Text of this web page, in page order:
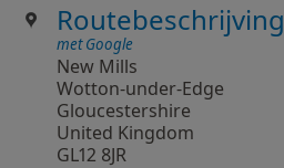
Routebeschrijving
met Google
New Mills
Wotton-under-Edge
Gloucestershire
United Kingdom
GL12 8JR